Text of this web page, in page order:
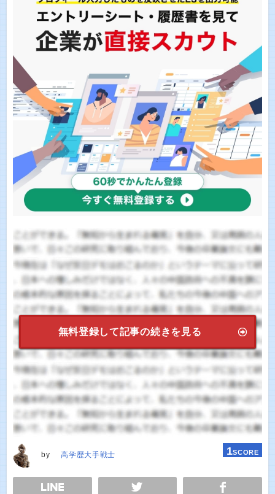
無料登録して記事の続きを見る
by 高学歴大手戦士 1SCORE
TWEET